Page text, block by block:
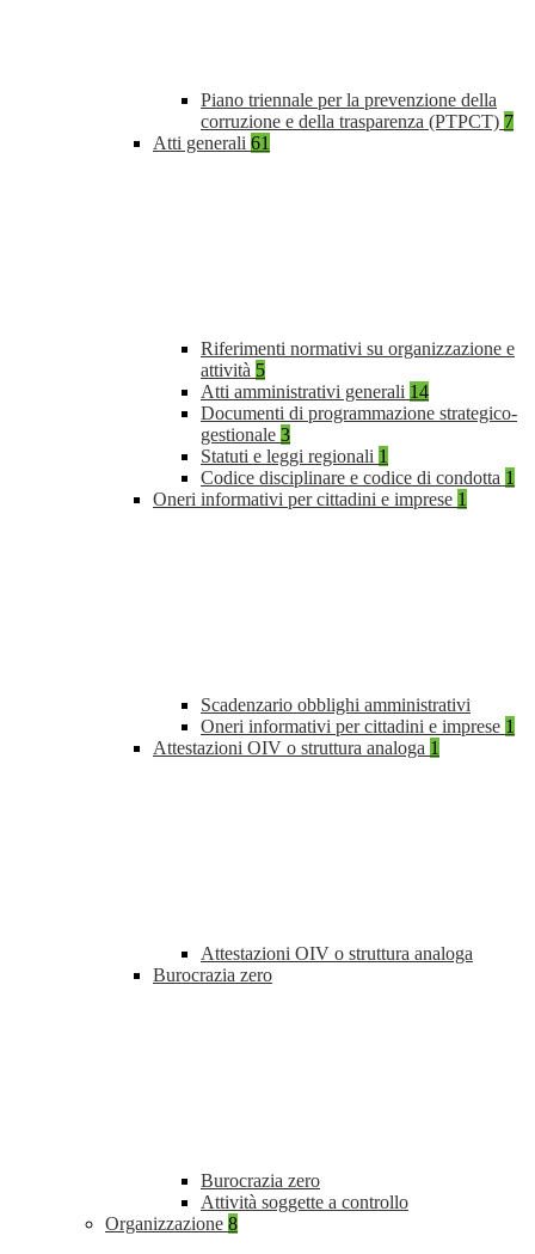
Piano triennale per la prevenzione della
corruzione e della trasparenza (PTPCT) 7
Atti generali 61
Riferimenti normativi su organizzazione e
attività 5
Atti amministrativi generali 14
Documenti di programmazione strategico-
gestionale 3
Statuti e leggi regionali 1
Codice disciplinare e codice di condotta 1
Oneri informativi per cittadini e imprese 1
Scadenzario obblighi amministrativi
Oneri informativi per cittadini e imprese 1
Attestazioni OIV o struttura analoga 1
Attestazioni OIV o struttura analoga
Burocrazia zero
Burocrazia zero
Attività soggette a controllo
Organizzazione 8